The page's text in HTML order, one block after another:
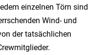
einzelnen Törn sind
Wind- und
der tatsächlichen